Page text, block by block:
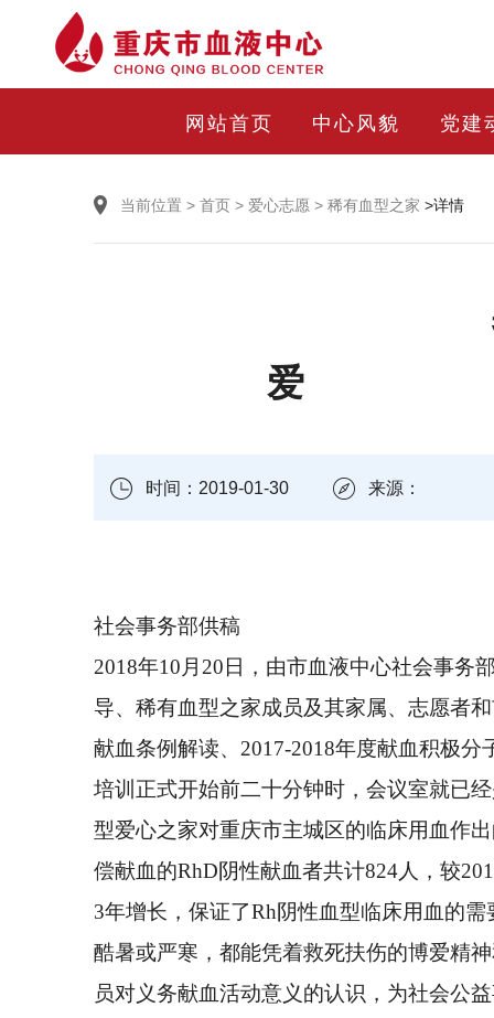
网站首页 中心风貌 党建
当前位置 > 首页 > 爱心志愿 > 稀有血型之家 >详情
时间：2019-01-30 来源：
社会事务部供稿
2018年10月20日，由市血液中心社会事务
导、稀有血型之家成员及其家属、志愿者
献血条例解读、2017-2018年度献血积极
培训正式开始前二十分钟时，会议室就已
型爱心之家对重庆市主城区的临床用血作
偿献血的RhD阴性献血者共计824人，较
3年增长，保证了Rh阴性血型临床用血的
酷暑或严寒，都能凭着救死扶伤的博爱精
员对义务献血活动意义的认识，为社会公